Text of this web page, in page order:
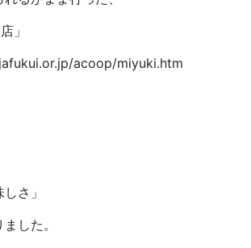
」
acoop/miyuki.htm
さ」
した。